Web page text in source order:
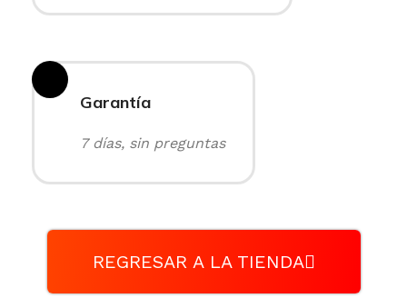
Garantía
7 días, sin preguntas
REGRESAR A LA TIENDA